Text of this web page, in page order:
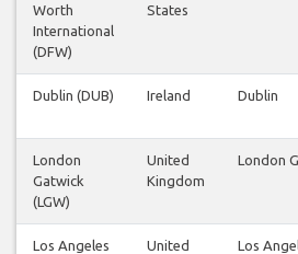
Worth
International
(DFW)
States
Dublin (DUB) Ireland Dublin
London
Gatwick
(LGW)
United
Kingdom
London
Los Angeles
United
Los